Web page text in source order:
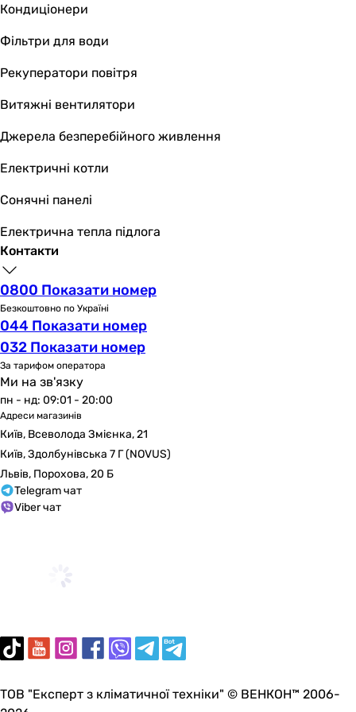
Roberta Curvo
Roberta
Polywarm Ithaka
Фізичні характеристики
Висота
700 мм
700 мм
1496 мм
1238 мм
980 мм
Ширина
600 мм
600 мм
600 мм
600 мм
600 мм
600 мм
600 мм
Глибина
87 мм
-
-
-
546 мм
550 мм
570 мм
Кондиціонери
Фільтри для води
Рекуператори повітря
Витяжні вентилятори
Джерела безперебійного живлення
Електричні котли
Сонячні панелі
Електрична тепла підлога
Контакти
0800 Показати номер
Безкоштовно по Україні
044 Показати номер
032 Показати номер
За тарифом оператора
Ми на зв'язку
пн - нд: 09:01 - 20:00
Адреси магазинів
Київ, Всеволода Змієнка, 21
Київ, Здолбунівська 7 Г (NOVUS)
Львів, Порохова, 20 Б
Telegram чат
Viber чат
ТОВ "Експерт з кліматичної техніки" © ВЕНКОН™ 2006-